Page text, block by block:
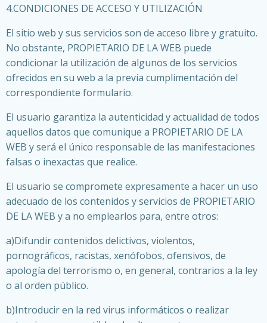
4.CONDICIONES DE ACCESO Y UTILIZACIÓN
El sitio web y sus servicios son de acceso libre y gratuito.
No obstante, PROPIETARIO DE LA WEB puede
condicionar la utilización de algunos de los servicios
ofrecidos en su web a la previa cumplimentación del
correspondiente formulario.
El usuario garantiza la autenticidad y actualidad de todos
aquellos datos que comunique a PROPIETARIO DE LA
WEB y será el único responsable de las manifestaciones
falsas o inexactas que realice.
El usuario se compromete expresamente a hacer un uso
adecuado de los contenidos y servicios de PROPIETARIO
DE LA WEB y a no emplearlos para, entre otros:
a)Difundir contenidos delictivos, violentos,
pornográficos, racistas, xenófobos, ofensivos, de
apología del terrorismo o, en general, contrarios a la ley
o al orden público.
b)Introducir en la red virus informáticos o realizar